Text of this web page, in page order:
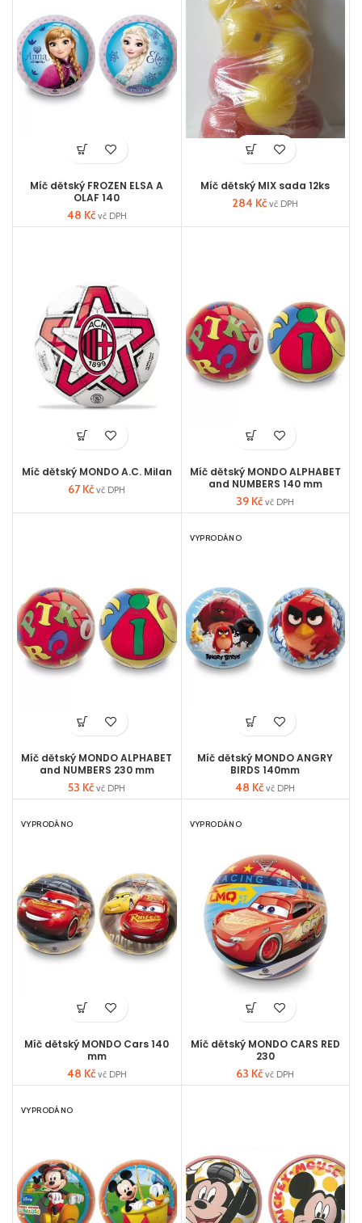
Míč dětský FROZEN ELSA A
OLAF 140
48 Kč vč DPH
Míč dětský MIX sada 12ks
284 Kč vč DPH
Míč dětský MONDO A.C. Milan
67Kč vč DPH
Míč dětský MONDO ALPHABET
and NUMBERS 140 mm
39 Kč vč DPH
Míč dětský MONDO ALPHABET
and NUMBERS 230 mm
53 Kč vč DPH
VYPRODÁNO
Míč dětský MONDO ANGRY
BIRDS 140mm
48 Kč vč DPH
VYPRODÁNO
Míč dětský MONDO Cars 140
mm
48 Kč vč DPH
VYPRODÁNO
Míč dětský MONDO CARS RED
230
63 Kč vč DPH
VYPRODÁNO